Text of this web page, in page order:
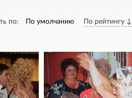
по: По умолчанию По рейтингу ↓